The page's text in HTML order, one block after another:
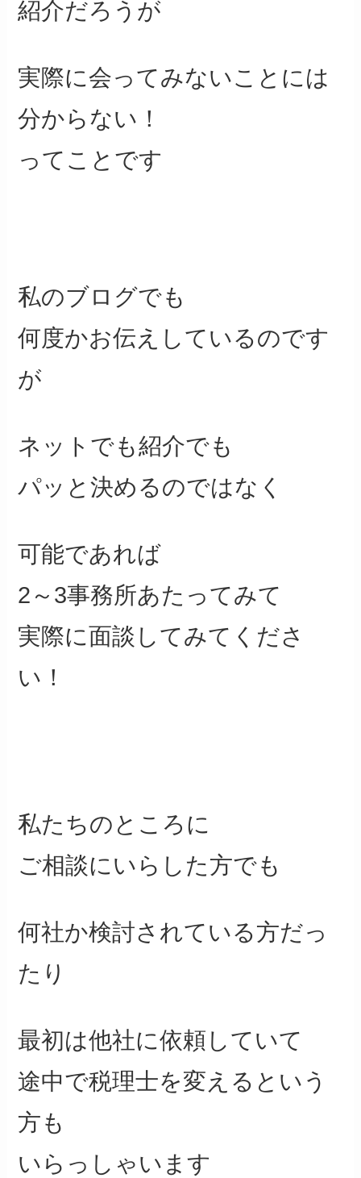
紹介だろうが
実際に会ってみないことには
分からない！
ってことです
私のブログでも
何度かお伝えしているのです
が
ネットでも紹介でも
パッと決めるのではなく
可能であれば
2～3事務所あたってみて
実際に面談してみてくださ
い！
私たちのところに
ご相談にいらした方でも
何社か検討されている方だっ
たり
最初は他社に依頼していて
途中で税理士を変えるという
方も
いらっしゃいます